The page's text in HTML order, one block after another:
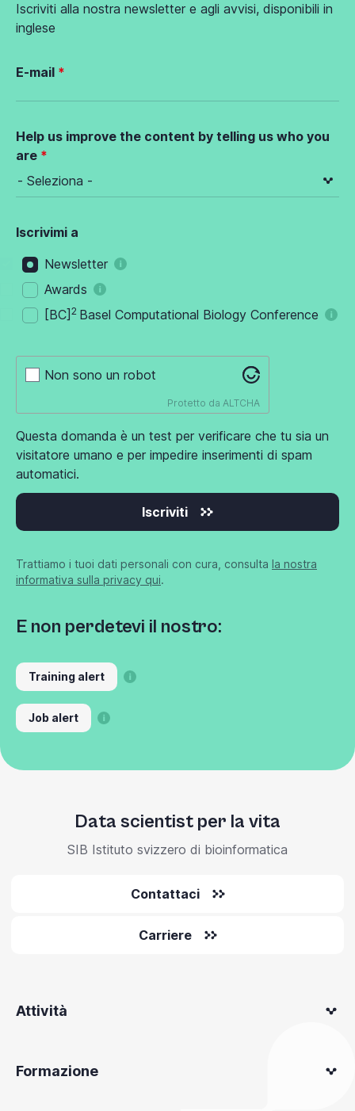
Iscriviti alla nostra newsletter e agli avvisi, disponibili in
inglese
E-mail
Help us improve the content by telling us who you
are
Iscrivimi a
Newsletter
Awards
[BC] 2 Basel Computational Biology Conference
Non sono un robot
Protetto da ALTCHA
Questa domanda è un test per verificare che tu sia un
visitatore umano e per impedire inserimenti di spam
automatici.
Iscriviti
Trattiamo i tuoi dati personali con cura, consulta la nostra
informativa sulla privacy qui.
E non perdetevi il nostro:
Training alert
Job alert
Data scientist per la vita
SIB Istituto svizzero di bioinformatica
Contattaci
Carriere
Attività
Formazione